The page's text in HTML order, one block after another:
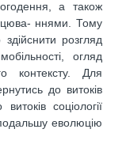
а також
ннями. Тому
розгляд
огляд
контексту. Для
до витоків
соціології
подальшу еволюцію